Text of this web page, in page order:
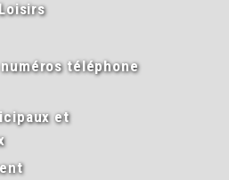
téléphone
et